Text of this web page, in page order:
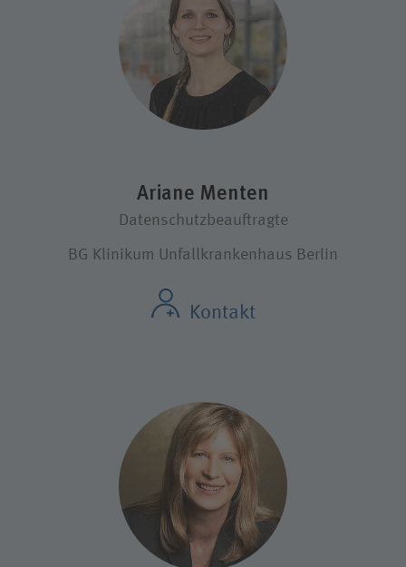
Ariane Menten
Datenschutzbeauftragte
BG Klinikum Unfallkrankenhaus Berlin
Kontakt